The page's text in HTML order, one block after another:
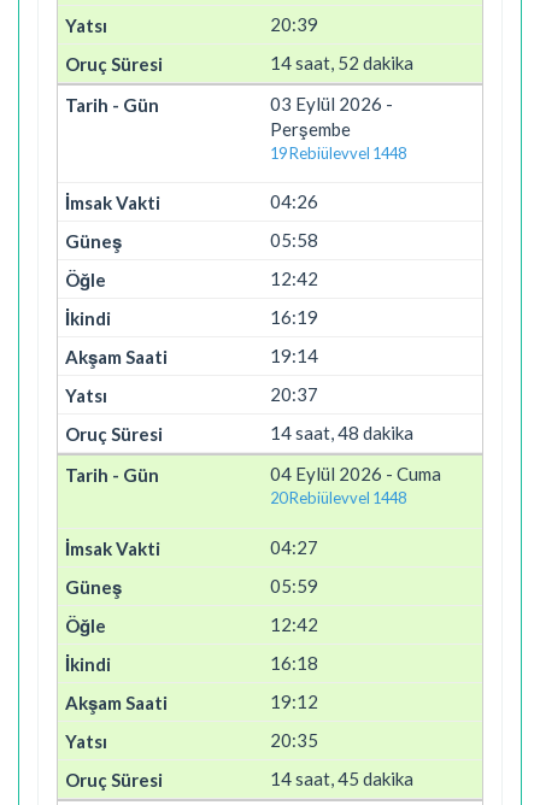
20:39
14 saat, 52 dakika
03 Eylül 2026 -
Perşembe
19 Rebiülevvel 1448
04:26
05:58
12:42
16:19
19:14
20:37
14 saat, 48 dakika
04 Eylül 2026 - Cuma
20 Rebiülevvel 1448
04:27
05:59
12:42
16:18
19:12
20:35
14 saat, 45 dakika